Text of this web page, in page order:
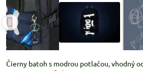
Čierny batoh s modrou potlačou, vhodný